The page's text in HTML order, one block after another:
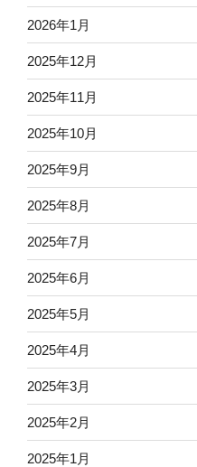
2026年1月
2025年12月
2025年11月
2025年10月
2025年9月
2025年8月
2025年7月
2025年6月
2025年5月
2025年4月
2025年3月
2025年2月
2025年1月